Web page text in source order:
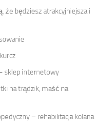
że będziesz atrakcyjniejsza i
sklep internetowy
na trądzik, maść na
– rehabilitacja kolana